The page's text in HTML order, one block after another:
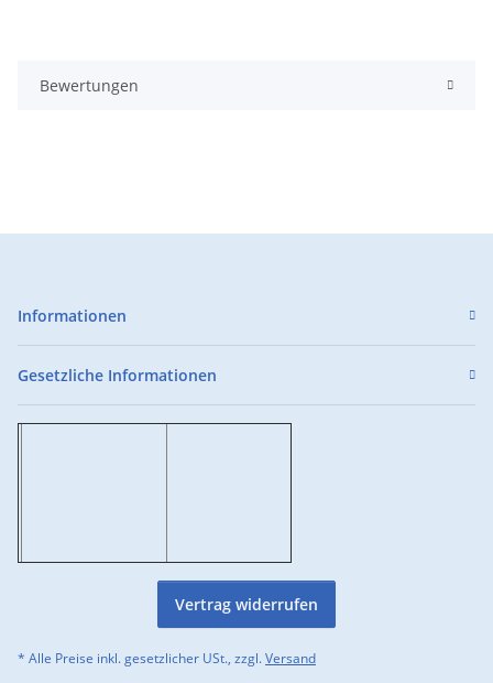
Bewertungen
Informationen
Gesetzliche Informationen
Vertrag widerrufen
* Alle Preise inkl. gesetzlicher USt., zzgl.Versand